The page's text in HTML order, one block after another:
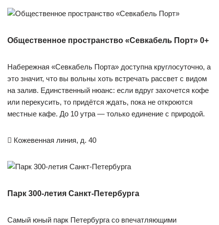
Общественное пространство «Севкабель Порт» 0+
Набережная «Севкабель Порта» доступна круглосуточно, а
это значит, что вы вольны хоть встречать рассвет с видом
на залив. Единственный нюанс: если вдруг захочется кофе
или перекусить, то придётся ждать, пока не откроются
местные кафе. До 10 утра — только единение с природой.
 Кожевенная линия, д. 40
Парк 300-летия Санкт-Петербурга
Самый юный парк Петербурга со впечатляющими